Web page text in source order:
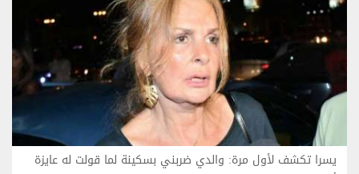
يسرا تكشف لأول مرة: والدي ضربني بسكينة لما قولت له عايزة